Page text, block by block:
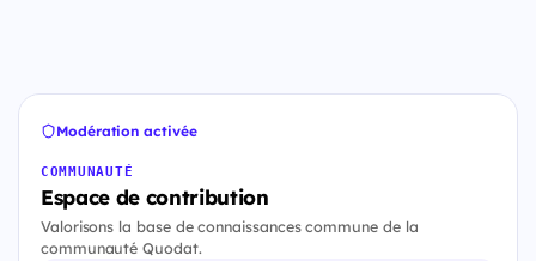
Modération activée
COMMUNAUTÉ
Espace de contribution
Valorisons la base de connaissances commune de la
communauté Quodat.